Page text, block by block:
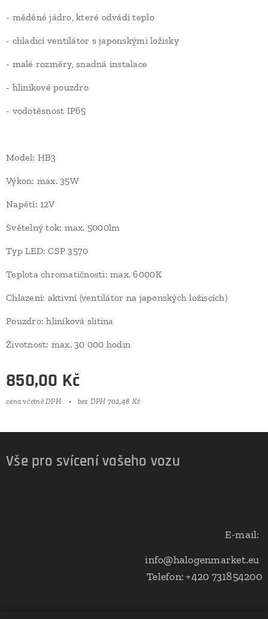
- měděné jádro, které odvádí teplo
- chladicí ventilátor s japonskými ložisky
- malé rozměry, snadná instalace
- hliníkové pouzdro
- vodotěsnost IP65
Model: HB3
Výkon: max. 35W
Napětí: 12V
Světelný tok: max. 5000lm
Typ LED: CSP 3570
Teplota chromatičnosti: max. 6000K
Chlazení: aktivní (ventilátor na japonských ložiscích)
Pouzdro: hliníková slitina
Životnost: max. 30 000 hodin
850,00 Kč
cena včetně DPH bez DPH 702,48 Kč
Vše pro svícení vašeho vozu
E-mail:
info@halogenmarket.eu
Telefon: +420 731854200